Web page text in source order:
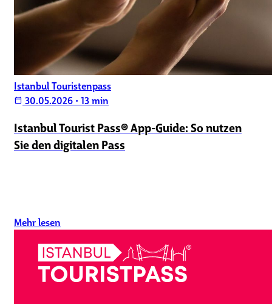
Istanbul Touristenpass
calendar_today 30.05.2026 • 13 min
Istanbul Tourist Pass® App-Guide: So nutzen
Sie den digitalen Pass
Mehr lesen